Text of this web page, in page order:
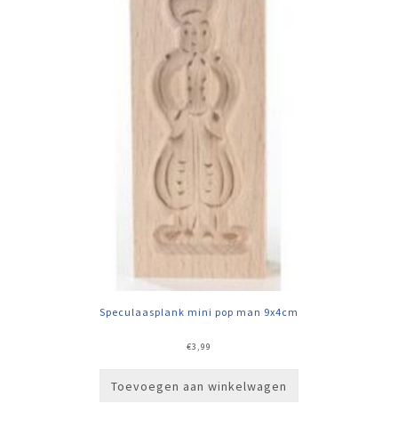
Speculaasplank mini pop man 9x4cm
€3,99
Toevoegen aan winkelwagen